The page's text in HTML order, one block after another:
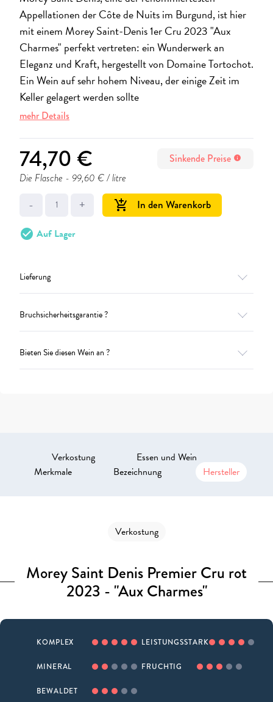
Appellationen der Côte de Nuits im Burgund, ist hier
mit einem Morey Saint-Denis 1er Cru 2023 "Aux
Charmes" perfekt vertreten: ein Wunderwerk an
Eleganz und Kraft, hergestellt von Domaine Tortochot.
Ein Wein auf sehr hohem Niveau, der einige Zeit im
Keller gelagert werden sollte
mehr Details
74,70 € Sinkende Preise info
Die Flasche - 99,60 € / litre
- + add_shopping_cart In den Warenkorb
check_circle Auf Lager
Lieferung
Bruchsicherheitsgarantie ?
Bieten Sie diesen Wein an ?
Verkostung
Essen und Wein
Merkmale
Bezeichnung Hersteller
Verkostung
Morey Saint Denis Premier Cru rot
2023 - "Aux Charmes"
KOMPLEX LEISTUNGSSTARK
MINERAL FRUCHTIG
BEWALDET